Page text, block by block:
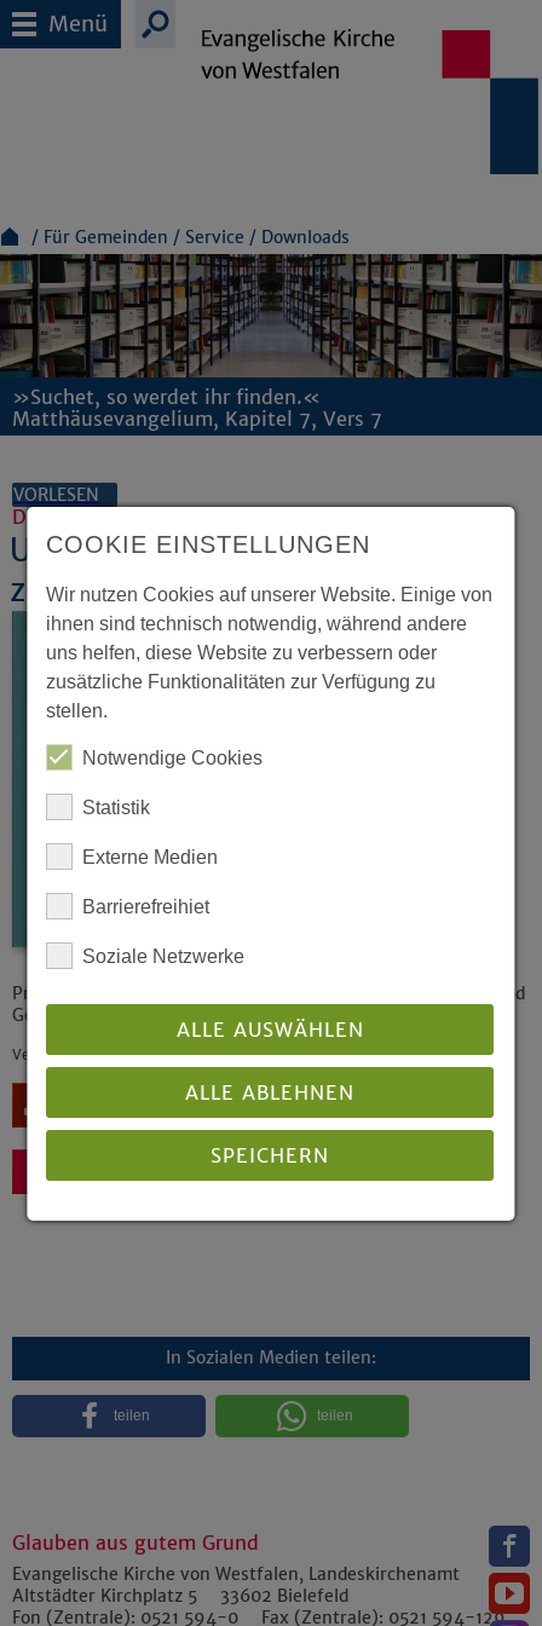
Menü
Für Gemeinden Service Downloads
»Suchet, so werdet ihr finden.«
Matthäusevangelium, Kapitel 7, Vers 7
VORLESEN
Dokumente und Downloads
Und wenn wir alle
zusammenziehen?
Praxisleitfaden für die ökumenische Nutzung von Kirchen und
Gemeindehäusern
Veröffentlicht: 03/2023
In Sozialen Medien teilen:
teilen teilen
Glauben aus gutem Grund
Evangelische Kirche von Westfalen, Landeskirchenamt
Altstädter Kirchplatz 5
33602 Bielefeld
Fon (Zentrale): 0521 594-0 Fax (Zentrale): 0521 594-129
COOKIE EINSTELLUNGEN
Wir nutzen Cookies auf unserer Website. Einige von
ihnen sind technisch notwendig, während andere
uns helfen, diese Website zu verbessern oder
zusätzliche Funktionalitäten zur Verfügung zu
stellen.
Notwendige Cookies
Statistik
Externe Medien
Barrierefreihiet
Soziale Netzwerke
ALLE AUSWÄHLEN
ALLE ABLEHNEN
SPEICHERN